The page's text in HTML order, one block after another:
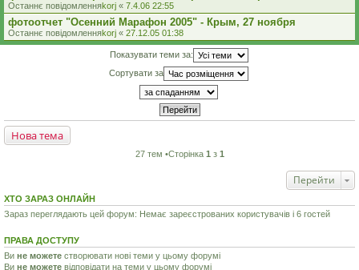
Останнє повідомленняkorj « 7.4.06 22:55
фотоотчет "Осенний Марафон 2005" - Крым, 27 ноября
Останнє повідомленняkorj « 27.12.05 01:38
Показувати теми за:
Сортувати за
Нова тема
27 тем •Сторінка 1 з 1
Перейти
ХТО ЗАРАЗ ОНЛАЙН
Зараз переглядають цей форум: Немає зареєстрованих користувачів і 6 гостей
ПРАВА ДОСТУПУ
Ви не можете створювати нові теми у цьому форумі
Ви не можете відповідати на теми у цьому форумі